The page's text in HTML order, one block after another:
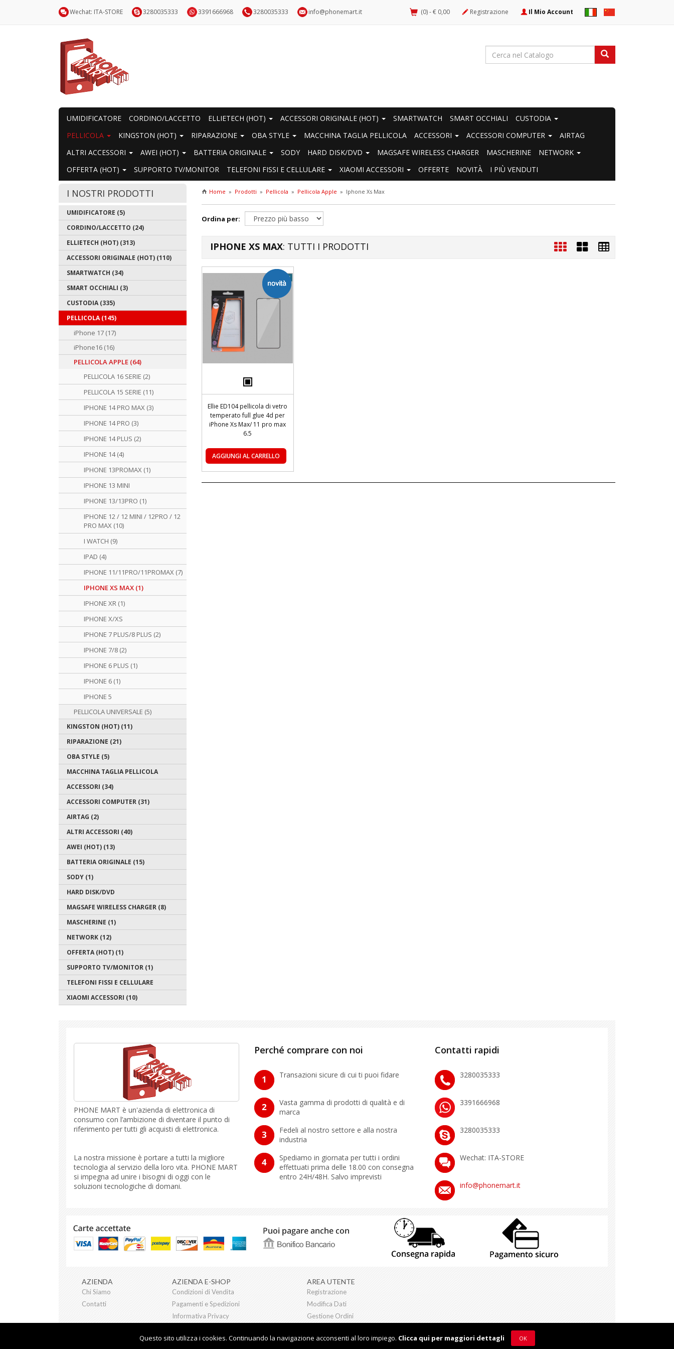
PHONE
Accessori
componenti
elettronica
Wechat: ITA-STORE 3280035333 3391666968 3280035333 info@phonemart.it (0) - € 0,00 Registrazione Il Mio Account
principale
UMIDIFICATORE CORDINO/LACCETTO ELLIETECH (HOT) ACCESSORI ORIGINALE (HOT) SMARTWATCH SMART OCCHIALI
CUSTODIA
PELLICOLA
KINGSTON (HOT) RIPARAZIONE OBA STYLE MACCHINA TAGLIA PELLICOLA ACCESSORI ACCESSORI COMPUTER
AIRTAG
ALTRI ACCESSORI
AWEI (HOT) BATTERIA ORIGINALE SODY HARD DISK/DVD MAGSAFE WIRELESS CHARGER MASCHERINE
NETWORK
OFFERTA (HOT)
SUPPORTO TV/MONITOR TELEFONI FISSI E CELLULARE XIAOMI ACCESSORI OFFERTE NOVITÀ I PIÙ VENDUTI
I NOSTRI PRODOTTI
UMIDIFICATORE (5)
CORDINO/LACCETTO (24)
ELLIETECH (HOT) (313)
ACCESSORI ORIGINALE (HOT) (110)
SMARTWATCH (34)
SMART OCCHIALI (3)
CUSTODIA (335)
PELLICOLA (145)
iPhone 17 (17)
iPhone16 (16)
PELLICOLA APPLE (64)
PELLICOLA 16 SERIE (2)
PELLICOLA 15 SERIE (11)
IPHONE 14 PRO MAX (3)
IPHONE 14 PRO (3)
IPHONE 14 PLUS (2)
IPHONE 14 (4)
IPHONE 13PROMAX (1)
IPHONE 13 MINI
IPHONE 13/13PRO (1)
IPHONE 12 / 12 MINI / 12PRO / 12
PRO MAX (10)
I WATCH (9)
IPAD (4)
IPHONE 11/11PRO/11PROMAX (7)
IPHONE XS MAX (1)
IPHONE XR (1)
IPHONE X/XS
IPHONE 7 PLUS/8 PLUS (2)
IPHONE 7/8 (2)
IPHONE 6 PLUS (1)
IPHONE 6 (1)
IPHONE 5
PELLICOLA UNIVERSALE (5)
KINGSTON (HOT) (11)
RIPARAZIONE (21)
OBA STYLE (5)
MACCHINA TAGLIA PELLICOLA
ACCESSORI (34)
ACCESSORI COMPUTER (31)
AIRTAG (2)
ALTRI ACCESSORI (40)
AWEI (HOT) (13)
BATTERIA ORIGINALE (15)
SODY (1)
HARD DISK/DVD
MAGSAFE WIRELESS CHARGER (8)
MASCHERINE (1)
NETWORK (12)
OFFERTA (HOT) (1)
SUPPORTO TV/MONITOR (1)
TELEFONI FISSI E CELLULARE
XIAOMI ACCESSORI (10)
Home » Prodotti » Pellicola » Pellicola Apple » Iphone Xs Max
Ordina per:
IPHONE XS MAX: TUTTI I PRODOTTI
Ellie ED104 pellicola di vetro
temperato full glue 4d per
iPhone Xs Max/ 11 pro max
6.5
AGGIUNGI AL CARRELLO
PHONE MART è un'azienda di elettronica di
consumo con l’ambizione di diventare il punto di
riferimento per tutti gli acquisti di elettronica.
La nostra missione è portare a tutti la migliore
tecnologia al servizio della loro vita. PHONE MART
si impegna ad unire i bisogni di oggi con le
soluzioni tecnologiche di domani.
Perché comprare con noi
Transazioni sicure di cui ti puoi fidare
Vasta gamma di prodotti di qualità e di
marca
Fedeli al nostro settore e alla nostra
industria
Spediamo in giornata per tutti i ordini
effettuati prima delle 18.00 con consegna
entro 24H/48H. Salvo imprevisti
Contatti rapidi
3280035333
3391666968
3280035333
Wechat: ITA-STORE
info@phonemart.it
Menu
navigazione
AZIENDA
Chi Siamo
Contatti
AZIENDA E-SHOP
Condizioni di Vendita
Pagamenti e Spedizioni
Informativa Privacy
AREA UTENTE
Registrazione
Modifica Dati
Gestione Ordini
Privacy
Questo sito utilizza i cookies. Continuando la navigazione acconsenti al loro impiego. Clicca qui per maggiori dettagli OK